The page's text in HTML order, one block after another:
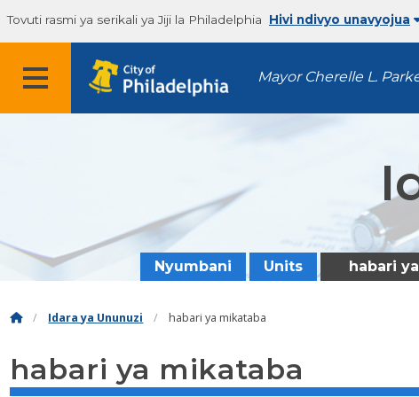
Tovuti rasmi ya serikali ya Jiji la Philadelphia Hivi ndivyo unavyojua
Mayor Cherelle L.
Nyumbani Units habari
Idara ya Ununuzi habari ya mikataba
habari ya mikataba